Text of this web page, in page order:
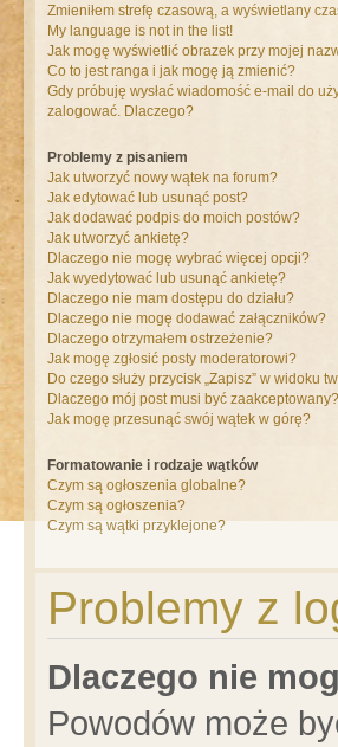
Zmieniłem strefę czasową, a wyświetlany
My language is not in the list!
Jak mogę wyświetlić obrazek przy mojej
Co to jest ranga i jak mogę ją zmienić?
Gdy próbuję wysłać wiadomość e-mail do
zalogować. Dlaczego?
Problemy z pisaniem
Jak utworzyć nowy wątek na forum?
Jak edytować lub usunąć post?
Jak dodawać podpis do moich postów?
Jak utworzyć ankietę?
Dlaczego nie mogę wybrać więcej opcji?
Jak wyedytować lub usunąć ankietę?
Dlaczego nie mam dostępu do działu?
Dlaczego nie mogę dodawać załączników?
Dlaczego otrzymałem ostrzeżenie?
Jak mogę zgłosić posty moderatorowi?
Do czego służy przycisk „Zapisz” w widoku
Dlaczego mój post musi być zaakceptowany?
Jak mogę przesunąć swój wątek w górę?
Formatowanie i rodzaje wątków
Czym są ogłoszenia globalne?
Czym są ogłoszenia?
Czym są wątki przyklejone?
Problemy z
Dlaczego nie
Powodów może